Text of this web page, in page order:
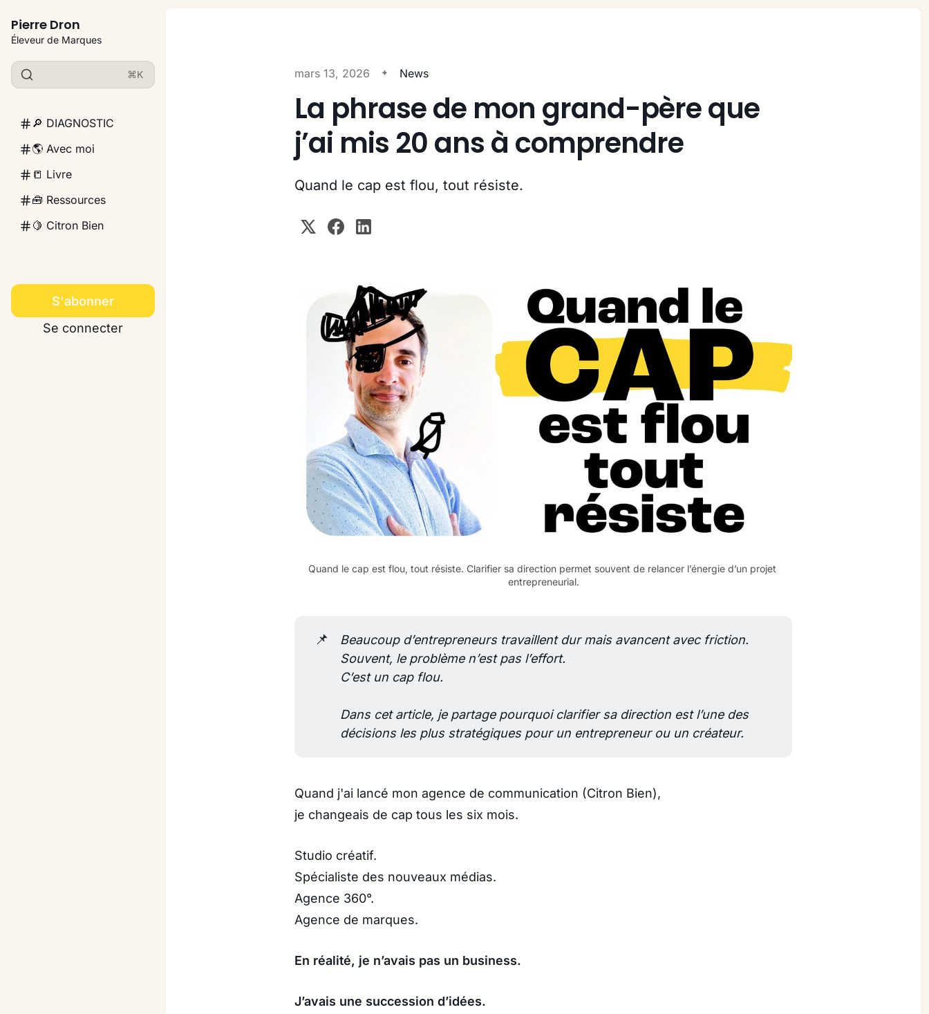
Pierre Dron
Éleveur de Marques
⌘K
🔎 DIAGNOSTIC
🌎 Avec moi
📒 Livre
🧰 Ressources
🍋 Citron Bien
S'abonner
Se connecter
mars 13, 2026 News
La phrase de mon grand-père que
j’ai mis 20 ans à comprendre
Quand le cap est flou, tout résiste.
Quand le cap est flou, tout résiste. Clarifier sa direction permet souvent de relancer l’énergie d’un projet
entrepreneurial.
📌
Beaucoup d’entrepreneurs travaillent dur mais avancent avec friction.
Souvent, le problème n’est pas l’effort.
C’est un cap flou.
Dans cet article, je partage pourquoi clarifier sa direction est l’une des
décisions les plus stratégiques pour un entrepreneur ou un créateur.
Quand j'ai lancé mon agence de communication (Citron Bien),
je changeais de cap tous les six mois.
Studio créatif.
Spécialiste des nouveaux médias.
Agence 360°.
Agence de marques.
En réalité, je n’avais pas un business.
J’avais une succession d’idées.